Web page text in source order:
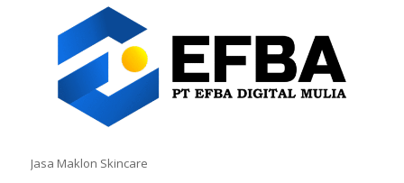
Jasa Maklon Skincare